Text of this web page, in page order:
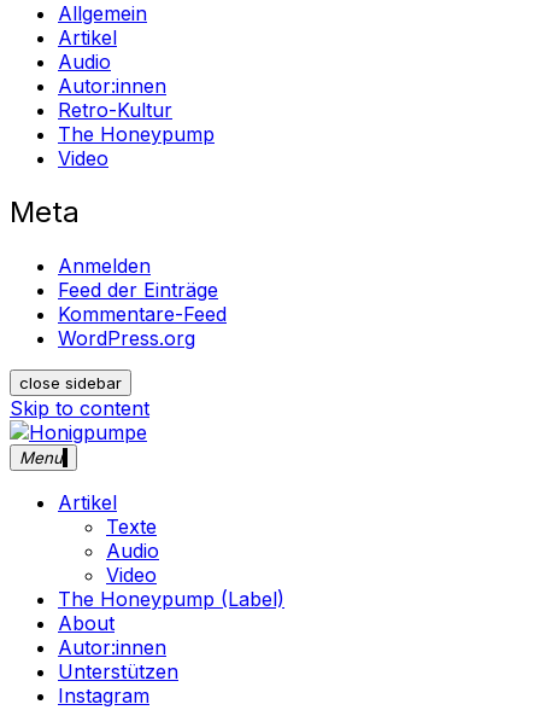
Allgemein
Artikel
Audio
Autor:innen
Retro-Kultur
The Honeypump
Video
Meta
Anmelden
Feed der Einträge
Kommentare-Feed
WordPress.org
close sidebar
Skip to content
Honigpumpe
Magazin gegen das Verschwinden des Undergrounds
Musik ・Theater ・ Retro-Kultur
Menu
Artikel
Texte
Audio
Video
The Honeypump (Label)
About
Autor:innen
Unterstützen
Instagram